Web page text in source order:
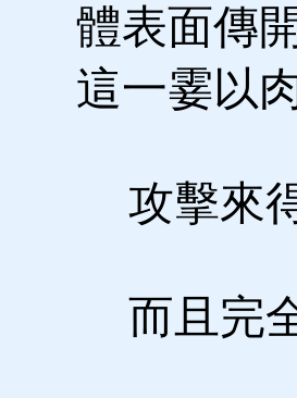
體表面傳
這一霎以
攻擊來
而且完